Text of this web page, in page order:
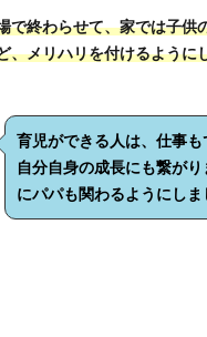
で終わらせて、家では子供
、メリハリを付けるように
育児ができる人は、仕事
自分自身の成長にも繋が
にパパも関わるようにしま